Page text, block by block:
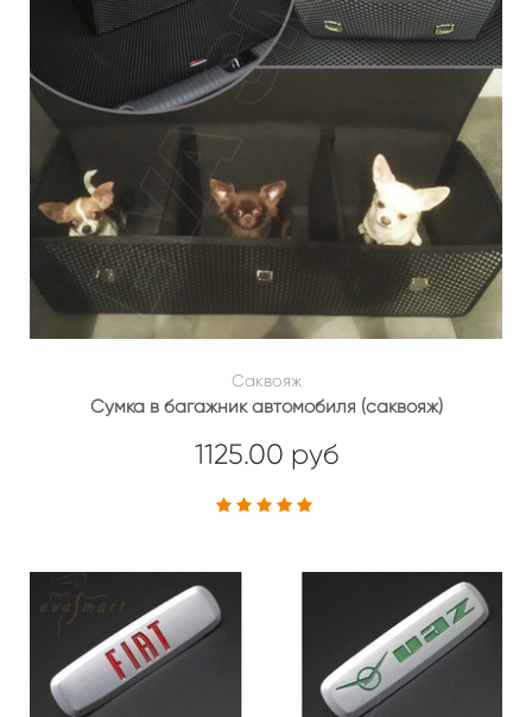
Саквояж
Сумка в багажник автомобиля (саквояж)
1125.00 руб